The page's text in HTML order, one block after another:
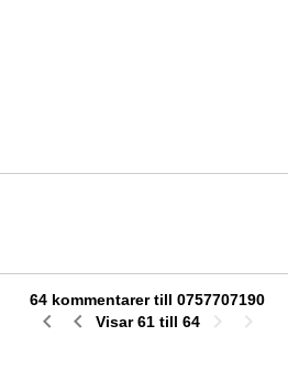
64 kommentarer till 0757707190
Visar 61 till 64